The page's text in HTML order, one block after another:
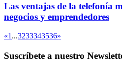
Las ventajas de la telefonía
negocios y emprendedores
«1 ...3233343536»
Suscríbete a nuestro